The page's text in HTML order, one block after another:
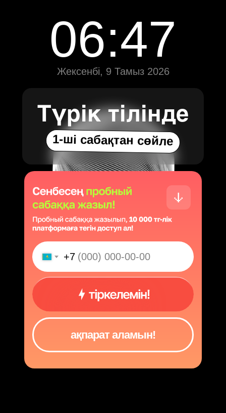
Жексенбі, 9 Тамыз 2026
06:47
ақпарат аламын!
+7
Түрік тілінде
1-ші сабақтан cөйле